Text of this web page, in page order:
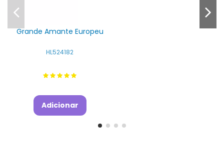
Grande Amante Europeu
HL524182
Adicionar